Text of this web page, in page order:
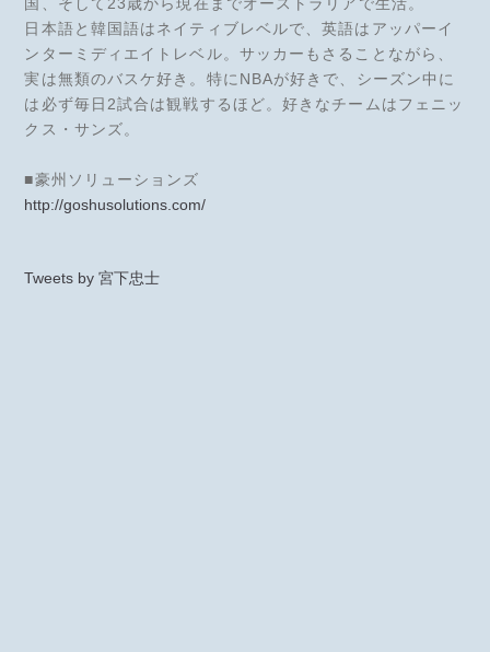
日本語と韓国語はネイティブレベルで、英語はアッパーイ
ンターミディエイトレベル。サッカーもさることながら、
実は無類のバスケ好き。特にNBAが好きで、シーズン中に
は必ず毎日2試合は観戦するほど。好きなチームはフェニッ
クス・サンズ。
■豪州ソリューションズ
http://goshusolutions.com/
Tweets by 宮下忠士